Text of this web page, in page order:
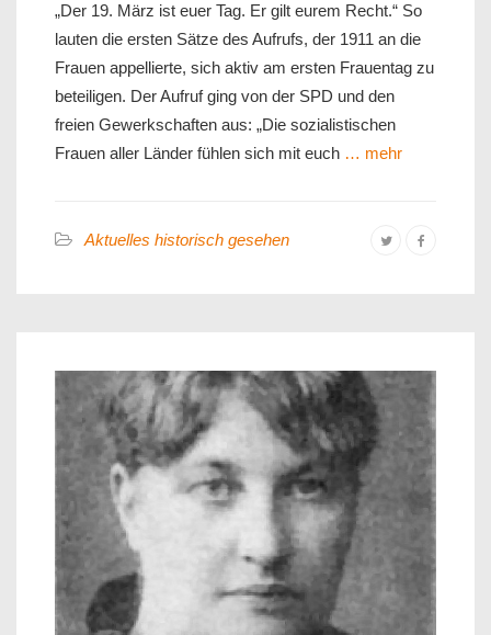
„Der 19. März ist euer Tag. Er gilt eurem Recht.“ So
lauten die ersten Sätze des Aufrufs, der 1911 an die
Frauen appellierte, sich aktiv am ersten Frauentag zu
beteiligen. Der Aufruf ging von der SPD und den
freien Gewerkschaften aus: „Die sozialistischen
Frauen aller Länder fühlen sich mit euch … mehr
Aktuelles historisch gesehen